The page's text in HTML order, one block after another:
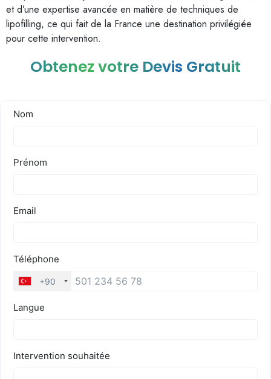
et d’une expertise avancée en matière de techniques de
lipofilling, ce qui fait de la France une destination privilégiée
pour cette intervention.
Obtenez votre Devis Gratuit